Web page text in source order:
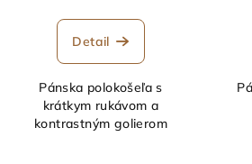
Detail
Pánska polokošeľa s
krátkym rukávom a
kontrastným golierom